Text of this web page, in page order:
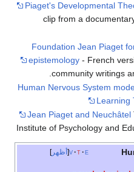
Piaget's Developmental
clip from a
Foundation Jean Piaget
epistemology- French
community writings
Human Nervous System
Learning
Jean Piaget and Neuchâtel
Institute of Psychology and
أظهر v t e